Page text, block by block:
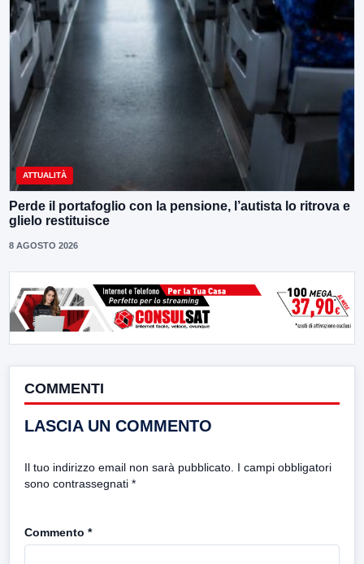
ATTUALITÀ
Perde il portafoglio con la pensione, l’autista lo ritrova e
glielo restituisce
8 AGOSTO 2026
COMMENTI
LASCIA UN COMMENTO
Il tuo indirizzo email non sarà pubblicato. I campi obbligatori
sono contrassegnati *
Commento *